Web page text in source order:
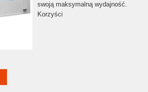
swoją maksymalną wydajność.
Korzyści